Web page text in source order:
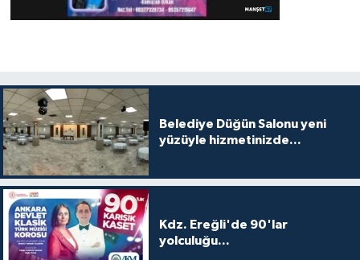
Belediye Düğün Salonu yeni
yüzüyle hizmetinizde...
Kdz. Ereğli'de 90'lar
yolculuğu...